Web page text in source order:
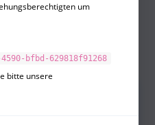
um
bfbd-629818f91268
bitte unsere